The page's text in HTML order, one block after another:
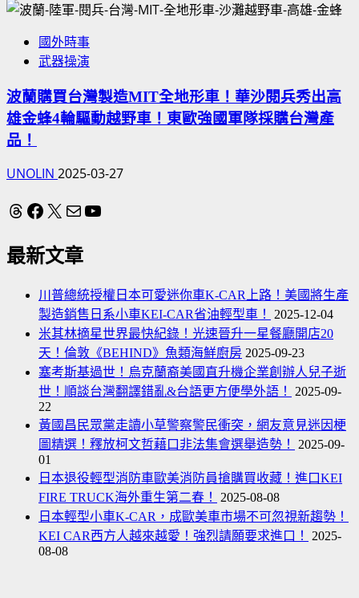
國外時事
武器操演
波蘭購買台灣製造MIT全地形車！華沙閱兵秀出高
雄金蜂4輪驅動越野車！東歐強國軍隊採購台灣產
品！
UNOLIN 2025-03-27
Threads
Facebook
X 電子郵件YouTube
最新文章
川普總統授權日本可愛迷你車K-CAR上路！美國將生產
製造銷售日系小車KEI-CAR省油輕型車！
2025-12-04
米其林摘星世界最快紀錄！光速晉升一星餐廳開店20
天！倫敦《BEHIND》魚類海鮮廚房 2025-09-23
塞考斯基過世！烏克蘭裔美國直升機企業創辦人兒子逝
世！順談台灣翻譯錯亂&台語更方便學外語！
2025-09-
22
黃國昌民眾黨走讀小草警察警民衝突，網友意見迷因梗
圖精選！釋放柯文哲藉口非法集會選舉造勢！
2025-09-
01
日本退役輕型消防車歐美消防員搶購買收藏！進口KEI
FIRE TRUCK海外重生第二春！
2025-08-08
日本輕型小車K-CAR，成歐美車市場不可忽視新趨勢！
KEI CAR西方人越來越愛！強烈請願要求進口！
2025-
08-08